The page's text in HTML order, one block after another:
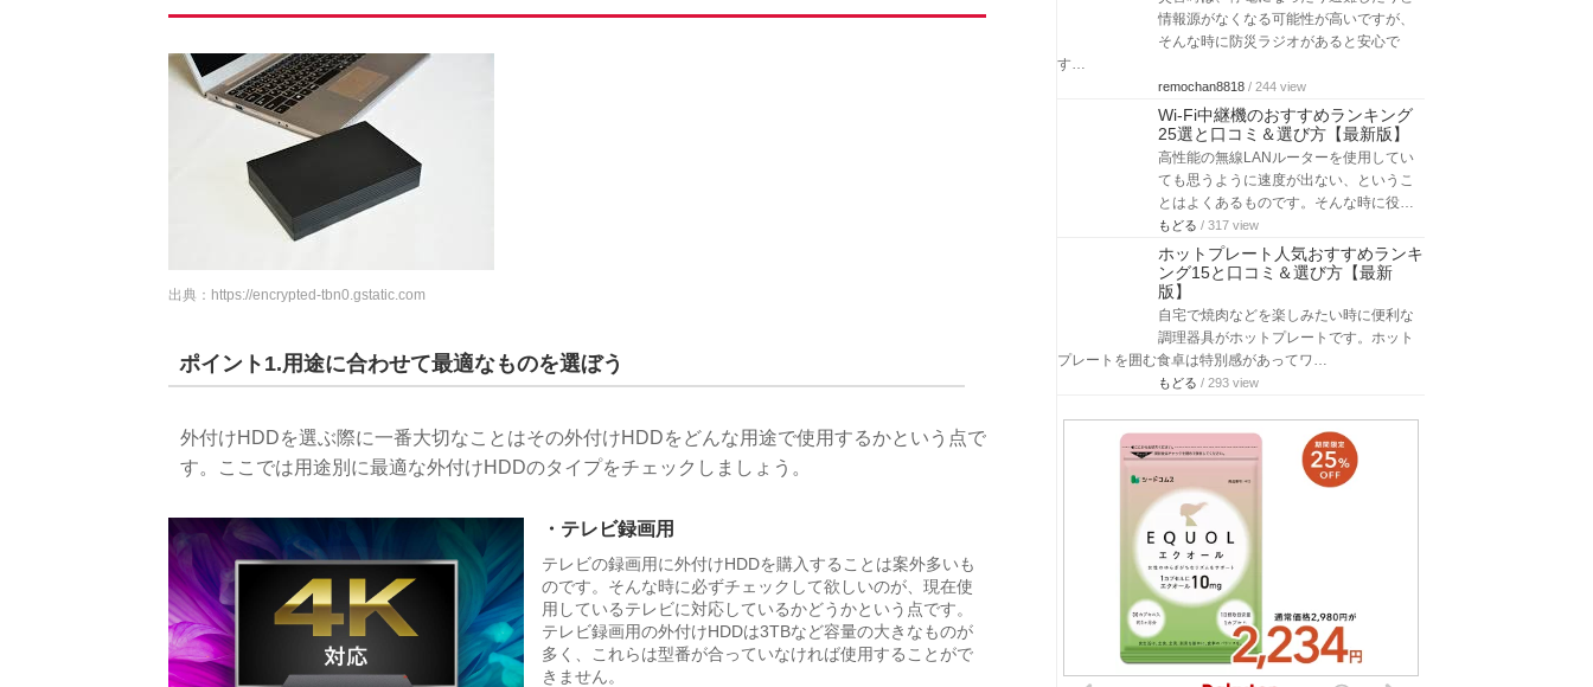
出典： https://encrypted-tbn0.gstatic.com
ポイント1.用途に合わせて最適なものを選ぼう
外付けHDDを選ぶ際に一番大切なことはその外付けHDDをどんな用途で使用するかという点で
す。ここでは用途別に最適な外付けHDDのタイプをチェックしましょう。
・テレビ録画用
テレビの録画用に外付けHDDを購入することは案外多いも
のです。そんな時に必ずチェックして欲しいのが、現在使
用しているテレビに対応しているかどうかという点です。
テレビ録画用の外付けHDDは3TBなど容量の大きなものが
多く、これらは型番が合っていなければ使用することがで
きません。
情報源がなくなる可能性が高いですが、
そんな時に防災ラジオがあると安心で
す…
remochan8818 / 244 view
Wi-Fi中継機のおすすめランキング
25選と口コミ＆選び方【最新版】
高性能の無線LANルーターを使用してい
ても思うように速度が出ない、というこ
とはよくあるものです。そんな時に役…
もどる / 317 view
ホットプレート人気おすすめランキ
ング15と口コミ＆選び方【最新
版】
自宅で焼肉などを楽しみたい時に便利な
調理器具がホットプレートです。ホット
プレートを囲む食卓は特別感があってワ…
もどる / 293 view